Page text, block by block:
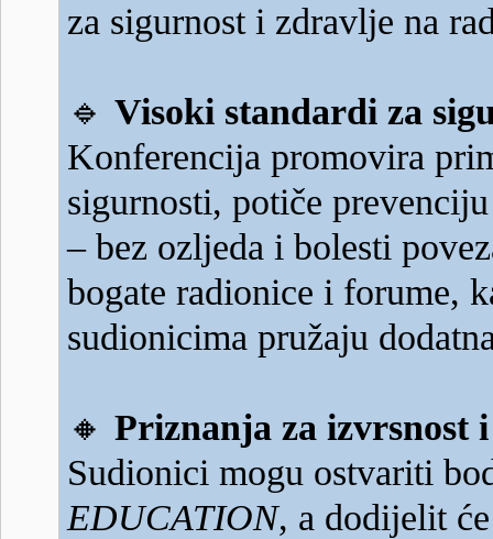
za sigurnost i zdravlje na
🔹 Visoki standardi za
Konferencija promovira
sigurnosti, potiče
– bez ozljeda i bolesti
bogate radionice i forume,
sudionicima pružaju
🔸 Priznanja za izvrsnost i
Sudionici mogu ostvariti
EDUCATION, a dodijelit